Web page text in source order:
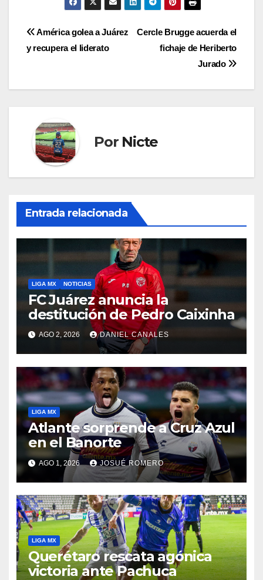
Navegación
de
entradas
Cercle Brugge acuerda el
fichaje de Heriberto
Jurado
América golea a Juárez
y recupera el liderato
Por Nicte
Entrada relacionada
LIGA MX NOTICIAS
FC Juárez anuncia la
destitución de Pedro Caixinha
AGO 2, 2026 DANIEL CANALES
LIGA MX
Atlante sorprende a Cruz Azul
en el Banorte
AGO 1, 2026 JOSUÉ ROMERO
LIGA MX
Querétaro rescata agónica
victoria ante Pachuca